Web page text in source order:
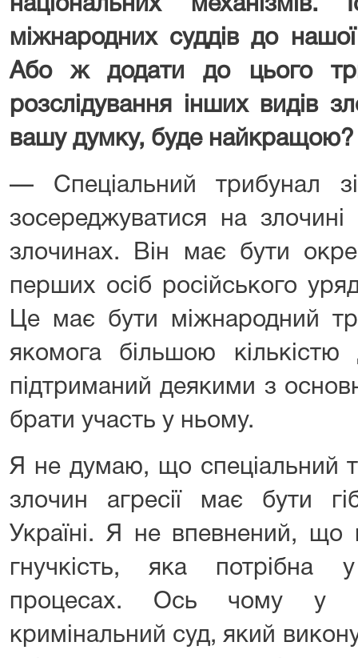
національних механізмів.
міжнародних суддів до
Або ж додати до цього
розслідування інших видів
вашу думку, буде найкращою?
— Спеціальний трибунал
зосереджуватися на
злочинах. Він має бути
перших осіб російського
Це має бути міжнародний
якомога більшою
підтриманий деякими з
брати участь у ньому.
Я не думаю, що спеціальний
злочин агресії має бути
Україні. Я не впевнений, що
гнучкість, яка потрібна
процесах. Ось чому у
кримінальний суд, який